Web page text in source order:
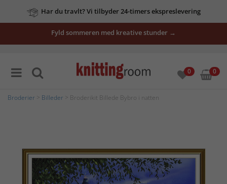
Har du travlt? Vi tilbyder 24-timers ekspreslevering
Fyld sommeren med kreative stunder →
0 0
Broderier Billeder > Broderikit Billede Bybro i natten